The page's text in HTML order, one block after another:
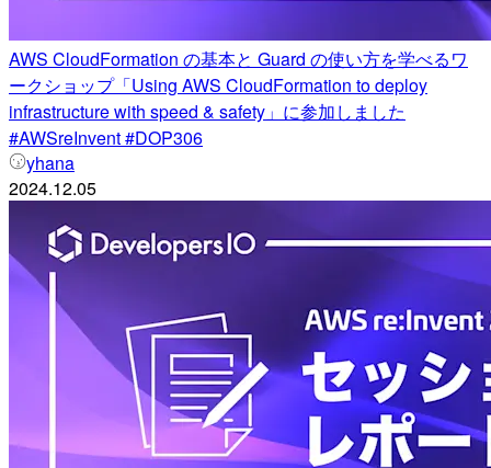
AWS CloudFormation の基本と Guard の使い方を学べるワ
ークショップ「Using AWS CloudFormation to deploy
infrastructure with speed & safety」に参加しました
#AWSreInvent #DOP306
yhana
2024.12.05